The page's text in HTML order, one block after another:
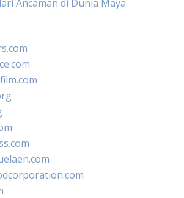
Ancaman di Dunia Maya